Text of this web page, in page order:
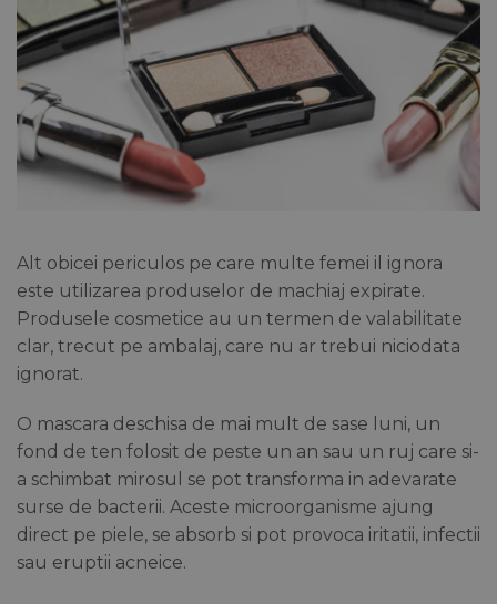
Alt obicei periculos pe care multe femei il ignora
este utilizarea produselor de machiaj expirate.
Produsele cosmetice au un termen de valabilitate
clar, trecut pe ambalaj, care nu ar trebui niciodata
ignorat.
O mascara deschisa de mai mult de sase luni, un
fond de ten folosit de peste un an sau un ruj care si-
a schimbat mirosul se pot transforma in adevarate
surse de bacterii. Aceste microorganisme ajung
direct pe piele, se absorb si pot provoca iritatii, infectii
sau eruptii acneice.